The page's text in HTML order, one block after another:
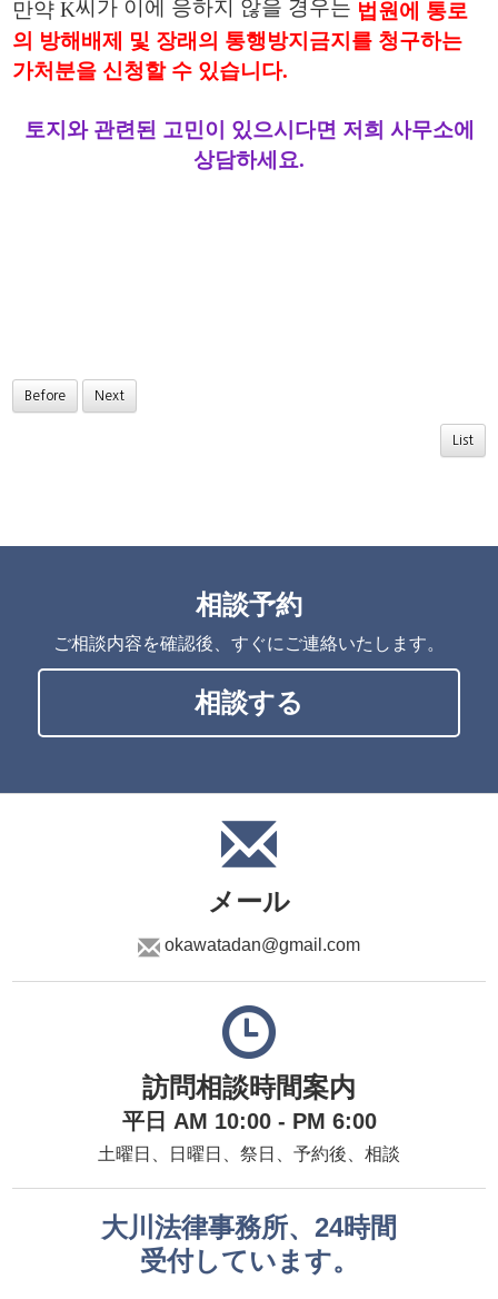
만약K씨가 이에 응하지 않을 경우는 법원에 통로
의 방해배제 및 장래의 통행방지금지를 청구하는
가처분을 신청할 수 있습니다.
토지와 관련된 고민이 있으시다면 저희 사무소에
상담하세요.
Before Next
List
相談予約
ご相談内容を確認後、すぐにご連絡いたします。
相談する
メール
okawatadan@gmail.com
訪問相談時間案内
平日 AM 10:00 - PM 6:00
土曜日、日曜日、祭日、予約後、相談
大川法律事務所、24時間
受付しています。